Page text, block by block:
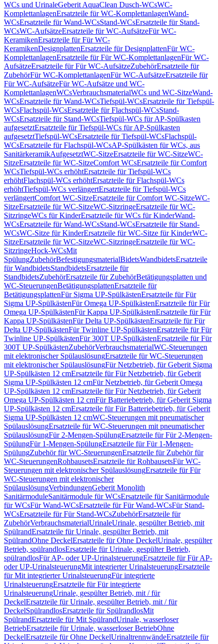
WCs und UrinaleGeberit AquaClean Dusch-WCsWC-
KomplettanlagenErsatzteile für WC-KomplettanlagenWand-
WCsErsatzteile für Wand-WCsStand-WCsErsatzteile für Stand-
WCsWC-AufsätzeErsatzteile für WC-AufsätzeFür WC-
KeramikenErsatzteile für Für WC-
KeramikenDesignplattenErsatzteile für DesignplattenFür WC-
KomplettanlagenErsatzteile für Für WC-KomplettanlagenFür WC-
AufsätzeErsatzteile für Für WC-AufsätzeZubehörErsatzteile für
ZubehörFür WC-KomplettanlagenFür WC-AufsätzeErsatzteile für
Für WC-AufsätzeFür WC-Aufsätze und WC-
KomplettanlagenWCsVerbrauchsmaterialWCs und WC-SitzeWand-
WCsErsatzteile für Wand-WCsTiefspül-WCsErsatzteile für Tiefspül-
WCsFlachspül-WCsErsatzteile für Flachspül-WCsStand-
WCsErsatzteile für Stand-WCsTiefspül-WCs für AP-Spülkasten
aufgesetztErsatzteile für Tiefspül-WCs für AP-Spülkasten
aufgesetztTiefspül-WCsErsatzteile für Tiefspül-WCsFlachspül-
WCsErsatzteile für Flachspül-WCsAP-Spülkästen für WCs, aus
SanitärkeramikAufgesetztWC-SitzeErsatzteile für WC-SitzeWC-
SitzeErsatzteile für WC-SitzeComfort WCsErsatzteile für Comfort
WCsTiefspül-WCs erhöhtErsatzteile für Tiefspül-WCs
erhöhtFlachspül-WCs erhöhtErsatzteile für Flachspül-WCs
erhöhtTiefspül-WCs verlängertErsatzteile für Tiefspül-WCs
verlängertComfort WC-SitzeErsatzteile für Comfort WC-SitzeWC-
SitzeErsatzteile für WC-SitzeWC-SitzringeErsatzteile für WC-
SitzringeWCs für KinderErsatzteile für WCs für KinderWand-
WCsErsatzteile für Wand-WCsStand-WCsErsatzteile für Stand-
WCsWC-Sitze für KinderErsatzteile für WC-Sitze für KinderWC-
SitzeErsatzteile für WC-SitzeWC-SitzringeErsatzteile für WC-
SitzringeHock-WCsMit
SpülungZubehörBefestigungsmaterialBidetsWandbidetsErsatzteile
für WandbidetsStandbidetsErsatzteile für
StandbidetsZubehörErsatzteile für ZubehörBetätigungsplatten und
WC-SteuerungenBetätigungsplattenErsatzteile für
BetätigungsplattenFür Sigma UP-SpülkästenErsatzteile für Für
Sigma UP-SpülkästenFür Omega UP-SpülkästenErsatzteile für Für
Omega UP-SpülkästenFür Kappa UP-SpülkästenErsatzteile für Für
Kappa UP-SpülkästenFür Delta UP-SpülkästenErsatzteile für Für
Delta UP-SpülkästenFür Twinline UP-SpülkästenErsatzteile für Für
Twinline UP-SpülkästenFür 300T UP-SpülkästenErsatzteile für Für
300T UP-SpülkästenZubehörVerbrauchsmaterialWC-Steuerungen
mit elektronischer SpülauslösungErsatzteile für WC-Steuerungen
mit elektronischer SpülauslösungFür Netzbetrieb, für Geberit Sigma
UP-Spülkästen 12 cmErsatzteile für Für Netzbetrieb, für Geberit
Sigma UP-Spülkästen 12 cmFür Netzbetrieb, für Geberit Omega
UP-Spülkästen 12 cmErsatzteile für Für Netzbetrieb, für Geberit
Omega UP-Spülkästen 12 cmFür Batteriebetrieb, für Geberit Sigma
UP-Spülkästen 12 cmErsatzteile für Für Batteriebetrieb, für Geberit
Sigma UP-Spülkästen 12 cmWC-Steuerungen mit pneumatischer
SpülauslösungErsatzteile für WC-Steuerungen mit pneumatischer
SpülauslösungFür 2-Mengen-SpülungErsatzteile für Für 2-Mengen-
SpülungFür 1-Mengen-SpülungErsatzteile für Für 1-Mengen-
SpülungZubehör für WC-SteuerungenErsatzteile für Zubehör für
WC-SteuerungenRohbausetsErsatzteile für RohbausetsFür WC-
Steuerungen mit elektronischer SpülauslösungErsatzteile für Für
WC-Steuerungen mit elektronischer
SpülauslösungVerbindungenGeberit Monolith
SanitärmoduleSanitärmodule für WCsErsatzteile für Sanitärmodule
für WCsFür Wand-WCsErsatzteile für Für Wand-WCsFür Stand-
WCsErsatzteile für Für Stand-WCsZubehörErsatzteile für
ZubehörVerbrauchsmaterialUrinaleUrinale, gespülter Betrieb, mit
SpülrandErsatzteile für Urinale, gespülter Betrieb, mit
SpülrandOhne DeckelErsatzteile für Ohne DeckelUrinale, gespülter
Betrieb, spülrandlosErsatzteile für Urinale, gespülter Betrieb,
spülrandlosFür AP- oder UP-UrinalsteuerungErsatzteile für Für AP-
oder UP-UrinalsteuerungMit integrierter UrinalsteuerungErsatzteile
für Mit integrierter UrinalsteuerungFür integrierte
UrinalsteuerungErsatzteile für Für integrierte
UrinalsteuerungUrinale, gespülter Betrieb, mit / für
DeckelErsatzteile für Urinale, gespülter Betrieb, mit / für
DeckelSpülrandlosErsatzteile für SpülrandlosMit
SpülrandErsatzteile für Mit SpülrandUrinale, wasserloser
BetriebErsatzteile für Urinale, wasserloser BetriebOhne
DeckelErsatzteile für Ohne DeckelUrinaltrennwändeErsatzteile für